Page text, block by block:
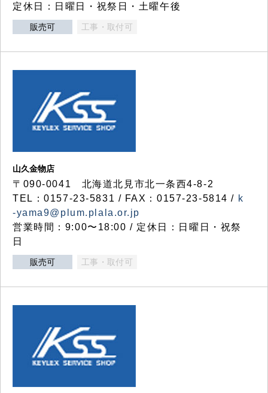
定休日：日曜日・祝祭日・土曜午後
販売可 工事・取付可
山久金物店
〒090-0041 北海道北見市北一条西4-8-2
TEL：0157-23-5831 / FAX：0157-23-5814 / k
-yama9@plum.plala.or.jp
営業時間：9:00〜18:00 / 定休日：日曜日・祝祭
日
販売可 工事・取付可